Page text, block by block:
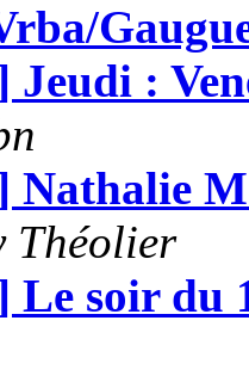
:
Théolier
soir du